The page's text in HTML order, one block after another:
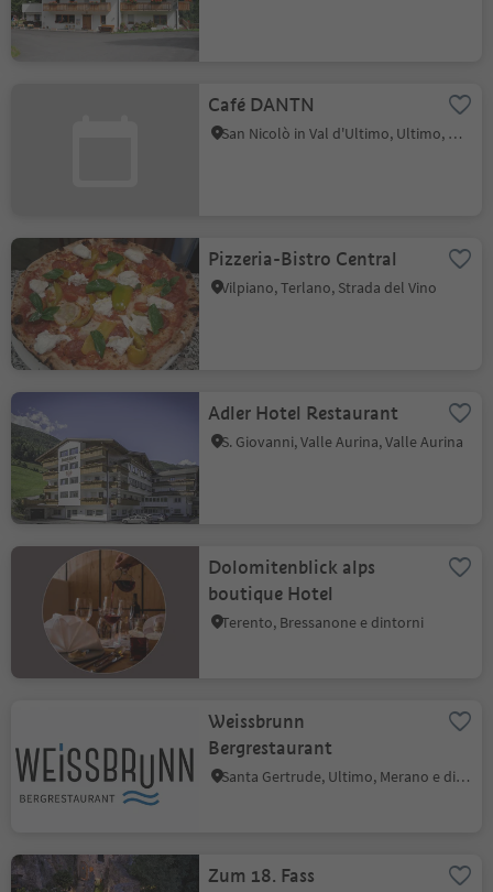
Café DANTN
San Nicolò in Val d'Ultimo, Ultimo, Merano e dintorni
Pizzeria-Bistro Central
Vilpiano, Terlano, Strada del Vino
Adler Hotel Restaurant
S. Giovanni, Valle Aurina, Valle Aurina
Dolomitenblick alps
boutique Hotel
Terento, Bressanone e dintorni
Weissbrunn
Bergrestaurant
Santa Gertrude, Ultimo, Merano e dintorni
Zum 18. Fass